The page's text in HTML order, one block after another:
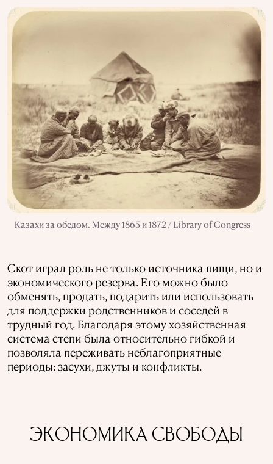
Казахи за обедом. Между 1865 и 1872 / Library of Congress
Скот играл роль не только источника пищи, но и
экономического резерва. Его можно было
обменять, продать, подарить или использовать
для поддержки родственников и соседей в
трудный год. Благодаря этому хозяйственная
система степи была относительно гибкой и
позволяла переживать неблагоприятные
периоды: засухи, джуты и конфликты.
ЭКОНОМИКА СВОБОДЫ